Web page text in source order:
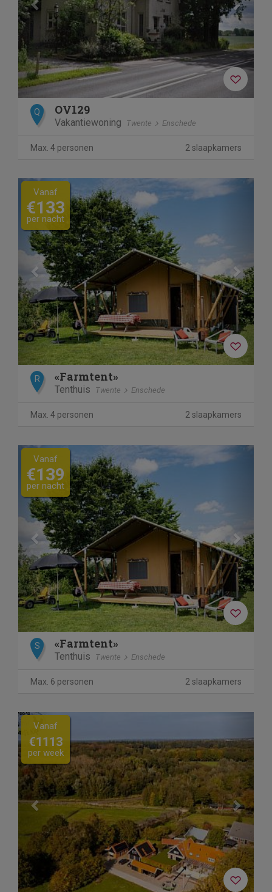
Q OV129
Vakantiewoning Twente Enschede
Max. 4 personen 2 slaapkamers
Previous
Vanaf
€133
per nacht
R «Farmtent»
Tenthuis Twente Enschede
Max. 4 personen 2 slaapkamers
Previous
Vanaf
€139
per nacht
S «Farmtent»
Tenthuis Twente Enschede
Max. 6 personen 2 slaapkamers
Previous
Vanaf
€1113
per week